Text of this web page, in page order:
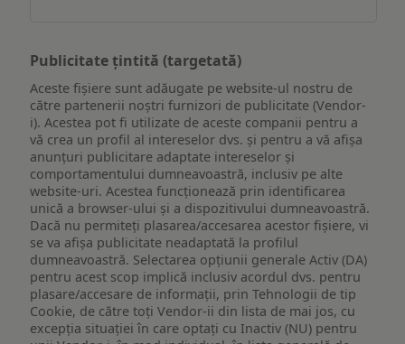
Publicitate țintită (targetată)
Aceste fișiere sunt adăugate pe website-ul nostru de
către partenerii noștri furnizori de publicitate (Vendor-
i). Acestea pot fi utilizate de aceste companii pentru a
vă crea un profil al intereselor dvs. și pentru a vă afișa
anunțuri publicitare adaptate intereselor și
comportamentului dumneavoastră, inclusiv pe alte
website-uri. Acestea funcționează prin identificarea
unică a browser-ului și a dispozitivului dumneavoastră.
Dacă nu permiteți plasarea/accesarea acestor fișiere, vi
se va afișa publicitate neadaptată la profilul
dumneavoastră. Selectarea opțiunii generale Activ (DA)
pentru acest scop implică inclusiv acordul dvs. pentru
plasare/accesare de informații, prin Tehnologii de tip
Cookie, de către toți Vendor-ii din lista de mai jos, cu
excepția situației în care optați cu Inactiv (NU) pentru